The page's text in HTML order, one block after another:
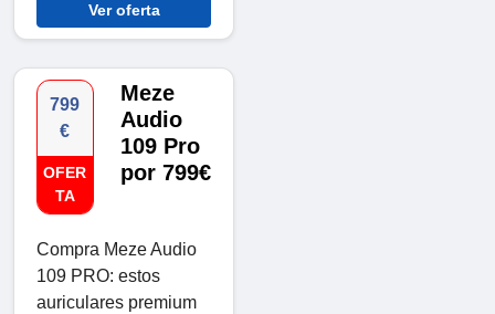
Ver oferta
799
€
OFER
TA
Meze
Audio
109 Pro
por 799€
Compra Meze Audio
109 PRO: estos
auriculares premium